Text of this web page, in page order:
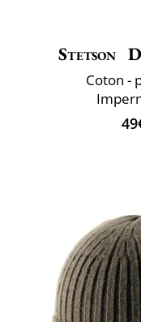
Stetson
Coton -